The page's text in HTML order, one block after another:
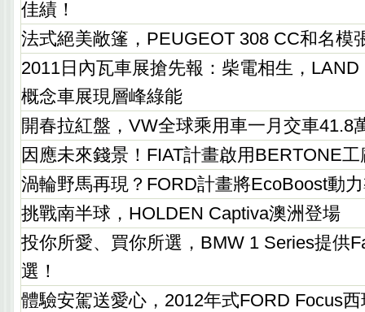
佳績！
法式絕美敞篷，PEUGEOT 308 CC和名模
2011日內瓦車展搶先報：柴電相生，
概念車展現層峰綠能
開春拉紅盤，VW全球乘用車一月交車41.8
因應未來錢景！FIAT計畫啟用BERTONE
渦輪野馬再現？FORD計畫將EcoBoost動
挑戰南半球，HOLDEN Captiva澳洲登場
投你所愛、買你所選，BMW 1 Series提供
選！
體驗安駕送愛心，2012年式FORD Focus